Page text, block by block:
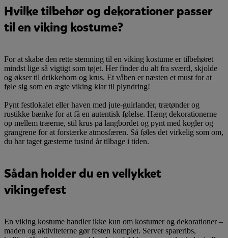
Hvilke tilbehør og dekorationer passer
til en viking kostume?
For at skabe den rette stemning til en viking kostume er tilbehøret
mindst lige så vigtigt som tøjet. Her finder du alt fra sværd, skjolde
og økser til drikkehorn og krus. Et våben er næsten et must for at
føle sig som en ægte viking klar til plyndring!
Pynt festlokalet eller haven med jute-guirlander, trætønder og
rustikke bænke for at få en autentisk følelse. Hæng dekorationerne
op mellem træerne, stil krus på langbordet og pynt med kogler og
grangrene for at forstærke atmosfæren. Så føles det virkelig som om,
du har taget gæsterne tusind år tilbage i tiden.
Sådan holder du en vellykket
vikingefest
En viking kostume handler ikke kun om kostumer og dekorationer –
maden og aktiviteterne gør festen komplet. Server spareribs,